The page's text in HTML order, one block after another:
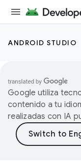
ANDROID STUDIO
Google utiliza
contenido a tu
realizadas con IA